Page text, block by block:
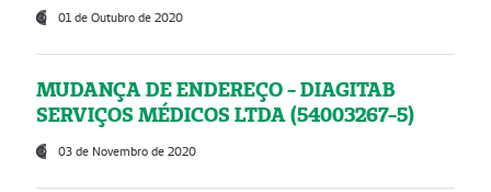
01 de Outubro de 2020
MUDANÇA DE ENDEREÇO - DIAGITAB
SERVIÇOS MÉDICOS LTDA (54003267-5)
03 de Novembro de 2020